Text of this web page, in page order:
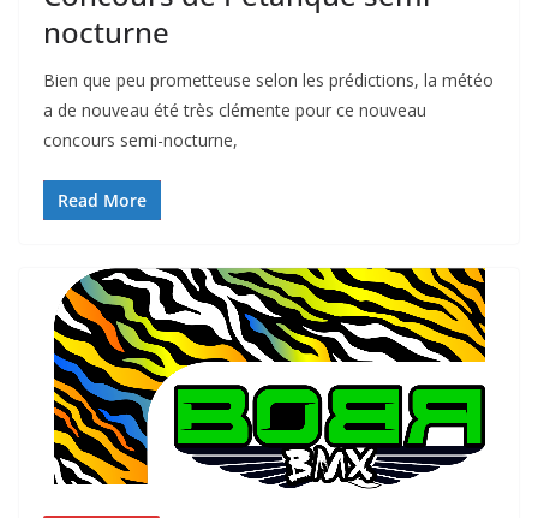
nocturne
Bien que peu prometteuse selon les prédictions, la météo
a de nouveau été très clémente pour ce nouveau
concours semi-nocturne,
Read More